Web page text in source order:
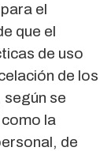
el
que el
de uso
de los
se
la
de